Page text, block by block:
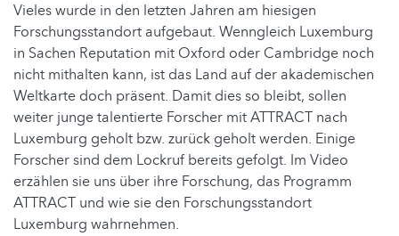
Vieles wurde in den letzten Jahren am hiesigen
Forschungsstandort aufgebaut. Wenngleich Luxemburg
in Sachen Reputation mit Oxford oder Cambridge noch
nicht mithalten kann, ist das Land auf der akademischen
Weltkarte doch präsent. Damit dies so bleibt, sollen
weiter junge talentierte Forscher mit ATTRACT nach
Luxemburg geholt bzw. zurück geholt werden. Einige
Forscher sind dem Lockruf bereits gefolgt. Im Video
erzählen sie uns über ihre Forschung, das Programm
ATTRACT und wie sie den Forschungsstandort
Luxemburg wahrnehmen.